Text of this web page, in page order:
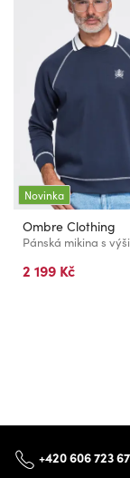
Novinka
Ombre Clothing
2 199 Kč
+420 606 723